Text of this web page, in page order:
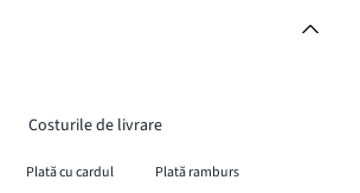
Costurile de livrare
Plată cu cardul
Plată ramburs